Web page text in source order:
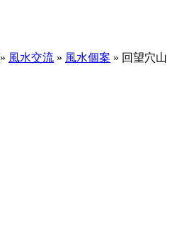
» 風水交流 » 風水個案 » 回望穴山